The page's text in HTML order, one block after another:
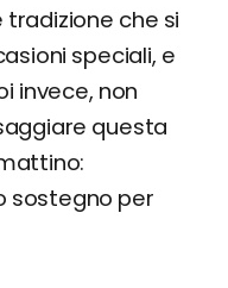
che si
speciali, e
invece, non
questa
sostegno per